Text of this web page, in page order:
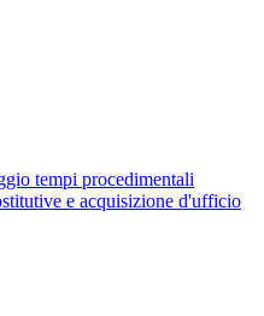
tempi procedimentali
e acquisizione d'ufficio